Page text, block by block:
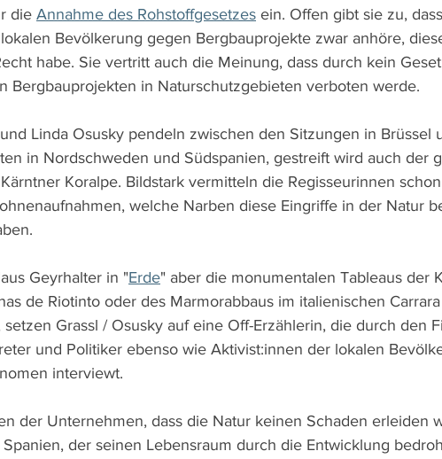
die Annahme des Rohstoffgesetzes ein. Offen gibt sie zu,
Bevölkerung gegen Bergbauprojekte zwar anhöre,
habe. Sie vertritt auch die Meinung, dass durch kein
Bergbauprojekten in Naturschutzgebieten verboten werde.
Linda Osusky pendeln zwischen den Sitzungen in Brüssel
in Nordschweden und Südspanien, gestreift wird auch der
Koralpe. Bildstark vermitteln die Regisseurinnen
welche Narben diese Eingriffe in der Natur
Geyrhalter in "Erde" aber die monumentalen Tableaus der
de Riotinto oder des Marmorabbaus im italienischen
setzen Grassl / Osusky auf eine Off-Erzählerin, die durch den
und Politiker ebenso wie Aktivist:innen der lokalen
interviewt.
der Unternehmen, dass die Natur keinen Schaden erleiden
der seinen Lebensraum durch die Entwicklung